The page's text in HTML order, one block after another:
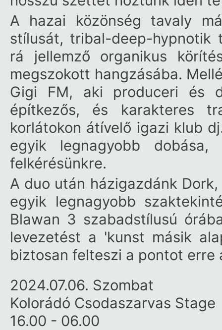
A hazai közönség tavaly
stílusát, tribal-deep-hypnotik
rá jellemző organikus
megszokott hangzásába.
Gigi FM, aki produceri és
építkezős, és karakteres
korlátokon átívelő igazi klub
egyik legnagyobb
felkérésünkre.
A duo után házigazdánk
egyik legnagyobb
Blawan 3 szabadstílusú
levezetést a 'kunst másik
biztosan felteszi a pontot erre
2024.07.06. Szombat
Kolorádó Csodaszarvas Stage
16.00 - 06.00